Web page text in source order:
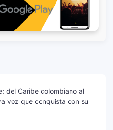
del Caribe colombiano al
voz que conquista con su